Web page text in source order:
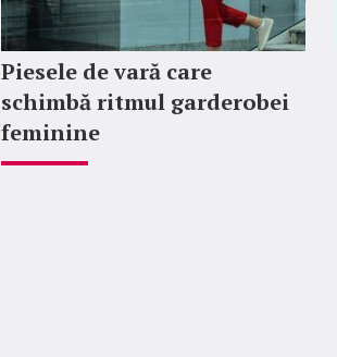
Piesele de vară care
schimbă ritmul garderobei
feminine